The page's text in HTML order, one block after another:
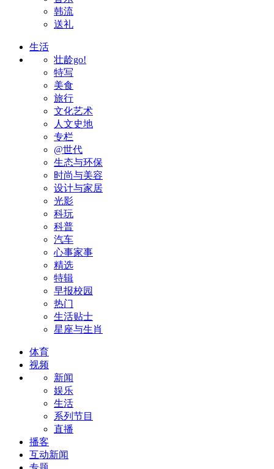
韩流
送礼
生活
壮龄go!
特写
美食
旅行
文化艺术
人文史地
专栏
@世代
生态与环保
时尚与美容
设计与家居
光影
科玩
科普
汽车
心事家事
精选
特辑
早报校园
热门
生活贴士
星座与生肖
体育
视频
新闻
娱乐
生活
系列节目
直播
播客
互动新闻